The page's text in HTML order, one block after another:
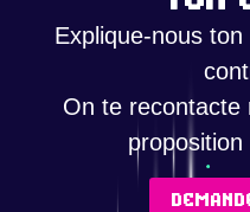
Explique-nous
On te recontacte
proposition